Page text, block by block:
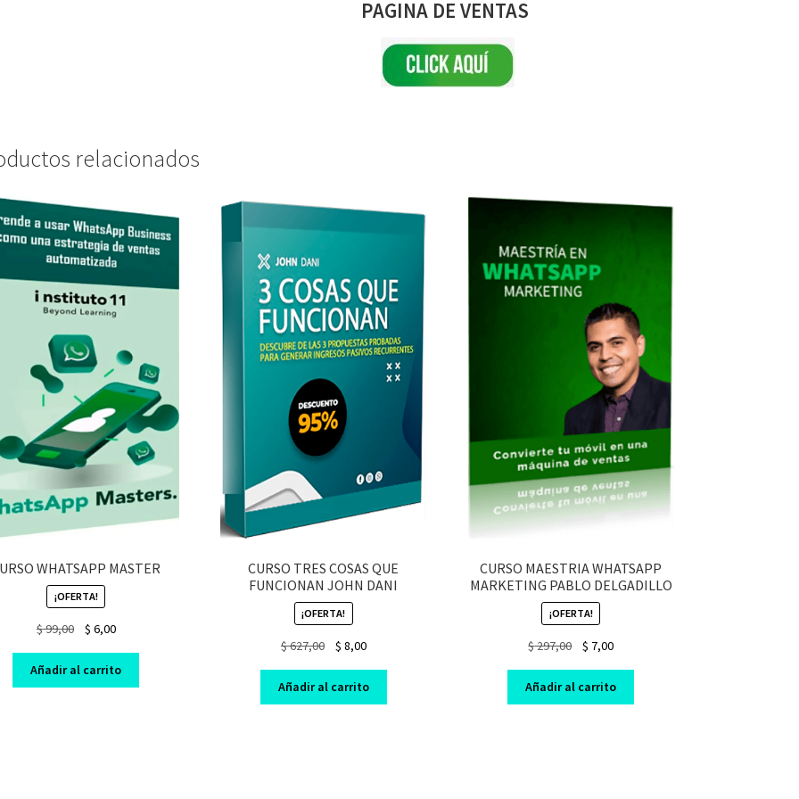
PAGINA DE VENTAS
relacionados
WHATSAPP MASTER
¡OFERTA!
$99,00
Original
was:
$ 99,00.
$ 6,00Current
is:
$ 6,00.
Añadir al carrito
CURSO TRES COSAS QUE
FUNCIONAN JOHN DANI
¡OFERTA!
$627,00
Original
was:
$ 627,00.
$ 8,00Current
is:
$ 8,00.
Añadir al carrito
CURSO MAESTRIA WHATSAPP
MARKETING PABLO DELGADILLO
¡OFERTA!
$297,00
Original
was:
$ 297,00.
$ 7,00Current
is:
$ 7,00.
Añadir al carrito